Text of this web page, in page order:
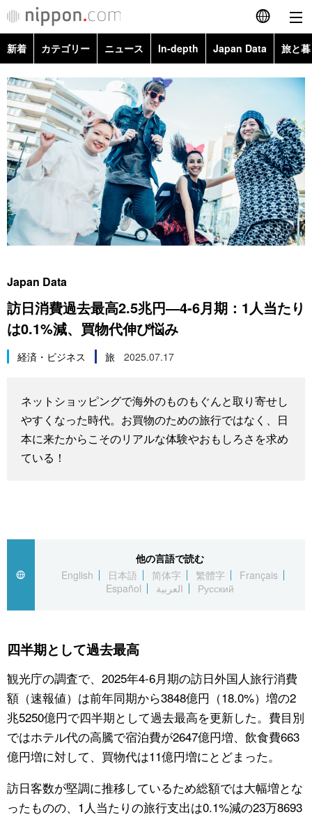
English
繁體字
Français
Español
العربية
カテゴリー
政治・外交
経済・ビジネス
社会
文化
暮らし
スポーツ・東京2020
ニュース
トップ
In-depth
旅と暮らし
動画/Live
Cinema
Topics
東京
お知らせ
新着 カテゴリー ニュース In-depth Japan Data 旅と
政治・外交
経済・ビジネス
国際・海外
文化
スポーツ・東京2020
Topics
Images
People
東京
お知らせ
Japan Data
訪日消費過去最高2.5兆円―4-6月期：1人当たり
は0.1%減、買物代伸び悩み
経済・ビジネス 旅 2025.07.17
ネットショッピングで海外のものもぐんと取り寄せし
やすくなった時代。お買物のための旅行ではなく、日
本に来たからこそのリアルな体験やおもしろさを求め
ている！
他の言語で読む
English
日本語 简体字 繁體字
Français
Español
العربية Русский
四半期として過去最高
観光庁の調査で、2025年4-6月期の訪日外国人旅行消費
額（速報値）は前年同期から3848億円（18.0%）増の2
兆5250億円で四半期として過去最高を更新した。費目別
ではホテル代の高騰で宿泊費が2647億円増、飲食費663
億円増に対して、買物代は11億円増にとどまった。
訪日客数が堅調に推移しているため総額では大幅増とな
ったものの、1人当たりの旅行支出は0.1%減の23万8693